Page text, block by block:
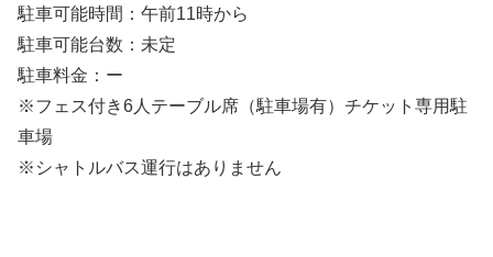
駐車可能時間：午前11時から
駐車可能台数：未定
駐車料金：ー
※フェス付き6人テーブル席（駐車場有）チケット専用駐
車場
※シャトルバス運行はありません